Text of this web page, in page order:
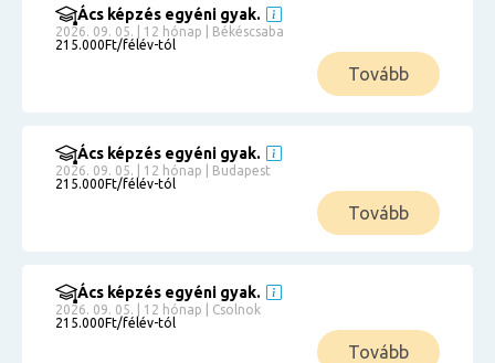
Ács képzés egyéni gyak.
2026. 09. 05. | 12 hónap | Békéscsaba
215.000Ft/félév-tól
Tovább
Ács képzés egyéni gyak.
2026. 09. 05. | 12 hónap | Budapest
215.000Ft/félév-tól
Tovább
Ács képzés egyéni gyak.
2026. 09. 05. | 12 hónap | Csolnok
215.000Ft/félév-tól
Tovább